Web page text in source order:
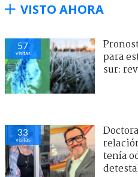
VISTO AHORA
57
visitas
para
sur:
33
visitas
tenía